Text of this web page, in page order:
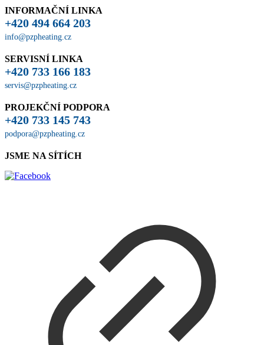
INFORMAČNÍ LINKA
+420 494 664 203
info@pzpheating.cz
SERVISNÍ LINKA
+420 733 166 183
servis@pzpheating.cz
PROJEKČNÍ PODPORA
+420 733 145 743
podpora@pzpheating.cz
JSME NA SÍTÍCH